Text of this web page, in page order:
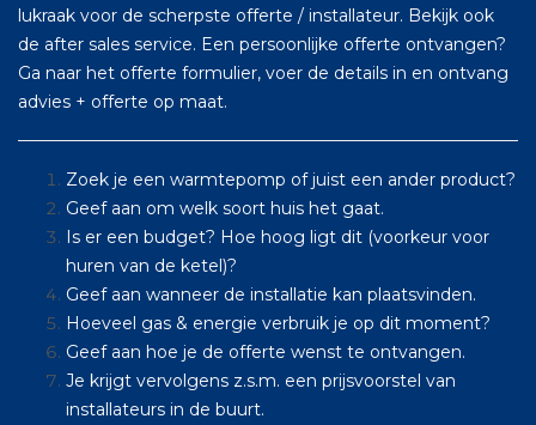
lukraak voor de scherpste offerte / installateur. Bekijk ook
de after sales service. Een persoonlijke offerte ontvangen?
Ga naar het offerte formulier, voer de details in en ontvang
advies + offerte op maat.
Zoek je een warmtepomp of juist een ander product?
Geef aan om welk soort huis het gaat.
Is er een budget? Hoe hoog ligt dit (voorkeur voor
huren van de ketel)?
Geef aan wanneer de installatie kan plaatsvinden.
Hoeveel gas & energie verbruik je op dit moment?
Geef aan hoe je de offerte wenst te ontvangen.
Je krijgt vervolgens z.s.m. een prijsvoorstel van
installateurs in de buurt.